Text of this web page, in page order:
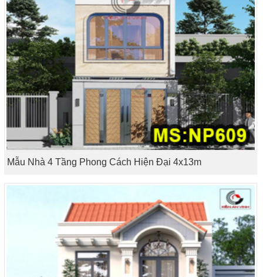
Mẫu Nhà 4 Tầng Phong Cách Hiện Đại 4x13m